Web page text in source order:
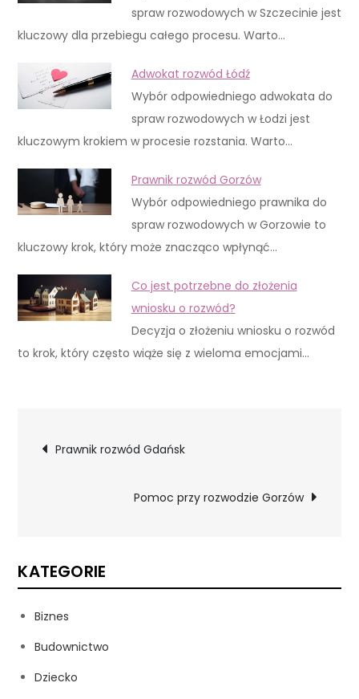
spraw rozwodowych w Szczecinie jest
kluczowy dla przebiegu całego procesu. Warto…
Adwokat rozwód Łódź
Wybór odpowiedniego adwokata do
spraw rozwodowych w Łodzi jest
kluczowym krokiem w procesie rozstania. Warto…
Prawnik rozwód Gorzów
Wybór odpowiedniego prawnika do
spraw rozwodowych w Gorzowie to
kluczowy krok, który może znacząco wpłynąć…
Co jest potrzebne do złożenia
wniosku o rozwód?
Decyzja o złożeniu wniosku o rozwód
to krok, który często wiąże się z wieloma emocjami…
Nawigacja
wpisu
Prawnik rozwód Gdańsk
Pomoc przy rozwodzie Gorzów
KATEGORIE
Biznes
Budownictwo
Dziecko